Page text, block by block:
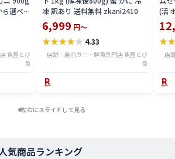
ら選べ
脚折
ワイガ
900w
魚屋とび
魚
凍 訳あり 送料無料 zkani2410
6,999 円～
★★★★★ 4.33
店舗：越前ガニ・鮮魚専門店 魚屋とび
魚
(活
国
が
料
★
店
左右にスライドして見る
気商品ランキング